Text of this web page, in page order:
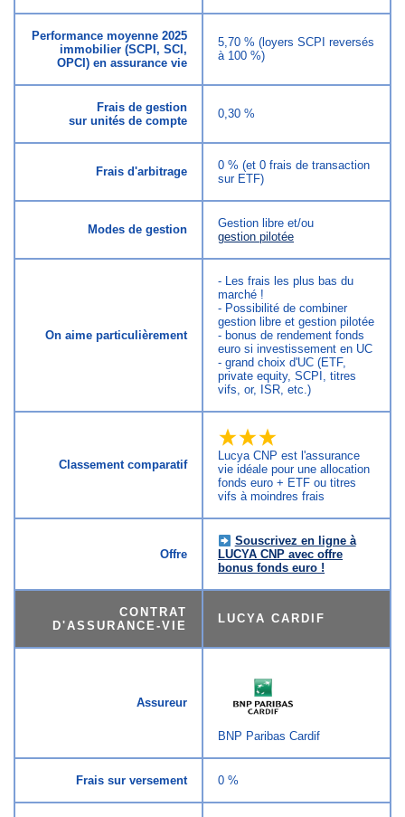
Performance moyenne 2025
immobilier (SCPI, SCI,
OPCI) en assurance vie
5,70 % (loyers SCPI reversés
à 100 %)
Frais de gestion
sur unités de compte
0,30 %
Frais d'arbitrage
0 % (et 0 frais de transaction
sur ETF)
Modes de gestion
Gestion libre et/ou
gestion pilotée
On aime particulièrement
- Les frais les plus bas du
marché !
- Possibilité de combiner
gestion libre et gestion pilotée
- bonus de rendement fonds
euro si investissement en UC
- grand choix d'UC (ETF,
private equity, SCPI, titres
vifs, or, ISR, etc.)
Classement comparatif
Lucya CNP est l'assurance
vie idéale pour une allocation
fonds euro + ETF ou titres
vifs à moindres frais
Offre
Souscrivez en ligne à
LUCYA CNP avec offre
bonus fonds euro !
CONTRAT
D'ASSURANCE-VIE
LUCYA CARDIF
Assureur
BNP Paribas Cardif
Frais sur versement 0 %